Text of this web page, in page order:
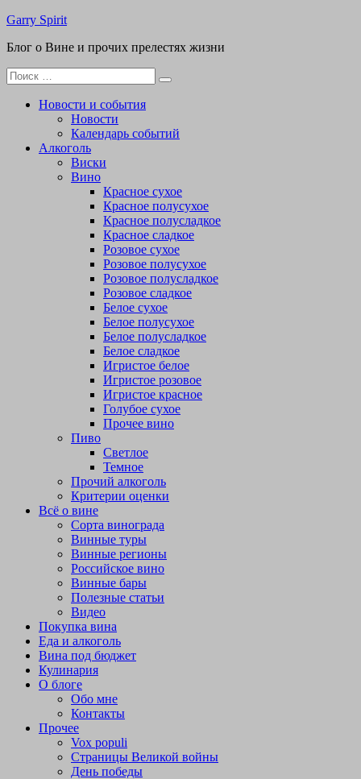
Перейти
содержимому
Garry Spirit
Блог о Вине и прочих прелестях жизни
Поиск
для:
Новости и события
Новости
Календарь событий
Алкоголь
Виски
Вино
Красное сухое
Красное полусухое
Красное полусладкое
Красное сладкое
Розовое сухое
Розовое полусухое
Розовое полусладкое
Розовое сладкое
Белое сухое
Белое полусухое
Белое полусладкое
Белое сладкое
Игристое белое
Игристое розовое
Игристое красное
Голубое сухое
Прочее вино
Пиво
Светлое
Темное
Прочий алкоголь
Критерии оценки
Всё о вине
Сорта винограда
Винные туры
Винные регионы
Российское вино
Винные бары
Полезные статьи
Видео
Покупка вина
Еда и алкоголь
Вина под бюджет
Кулинария
О блоге
Обо мне
Контакты
Прочее
Vox populi
Страницы Великой войны
День победы